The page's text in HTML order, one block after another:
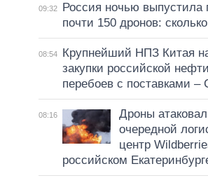
09:32
Россия ночью выпустила
почти 150 дронов:
08:54
Крупнейший НПЗ Китая
закупки российской
перебоев с поставками
08:16
Дроны
очередной
центр
российском